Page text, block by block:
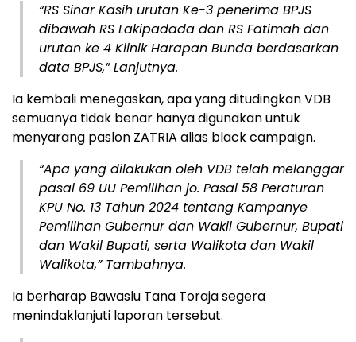
“RS Sinar Kasih urutan Ke-3 penerima BPJS
dibawah RS Lakipadada dan RS Fatimah dan
urutan ke 4 Klinik Harapan Bunda berdasarkan
data BPJS,” Lanjutnya.
Ia kembali menegaskan, apa yang ditudingkan VDB
semuanya tidak benar hanya digunakan untuk
menyarang paslon ZATRIA alias black campaign.
“Apa yang dilakukan oleh VDB telah melanggar
pasal 69 UU Pemilihan jo. Pasal 58 Peraturan
KPU No. 13 Tahun 2024 tentang Kampanye
Pemilihan Gubernur dan Wakil Gubernur, Bupati
dan Wakil Bupati, serta Walikota dan Wakil
Walikota,” Tambahnya.
Ia berharap Bawaslu Tana Toraja segera
menindaklanjuti laporan tersebut.